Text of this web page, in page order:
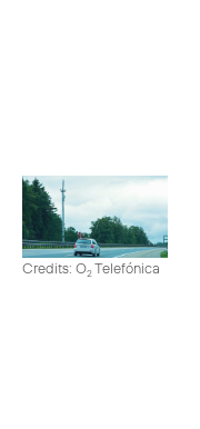
Credits: O2Telefónica